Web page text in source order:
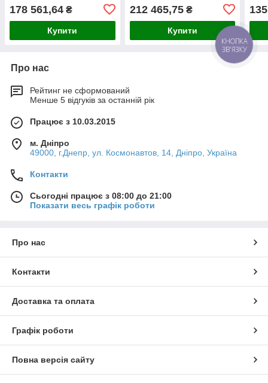
178 561,64 ₴
Купити
212 465,75₴
Купити
Про нас
Рейтинг не сформований
Менше 5 відгуків за останній рік
Працює з 10.03.2015
м. Дніпро
49000, г.Днепр, ул. Космонавтов, 14, Дніпро, Україна
Контакти
Сьогодні працює з 08:00 до 21:00
Показати весь графік роботи
Про нас
Контакти
Доставка та оплата
Графік роботи
Повна версія сайту
КНОПКА
ЗВ'ЯЗКУ